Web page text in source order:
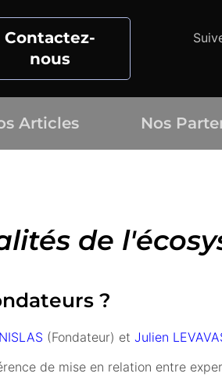
Contactez-
nous
Articles Nos
de
?
(Fondateur) et Julien
de mise en relation entre